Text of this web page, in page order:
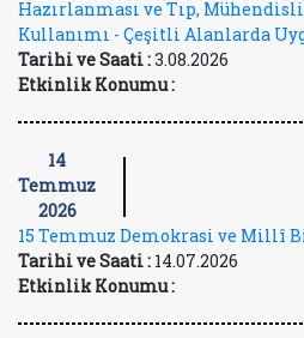
Hazırlanması ve Tıp,
Kullanımı - Çeşitli Alanlarda
Tarihi ve Saati :3.08.2026
Etkinlik Konumu :
14
Temmuz
2026
15 Temmuz Demokrasi ve Millî
Tarihi ve Saati : 14.07.2026
Etkinlik Konumu :